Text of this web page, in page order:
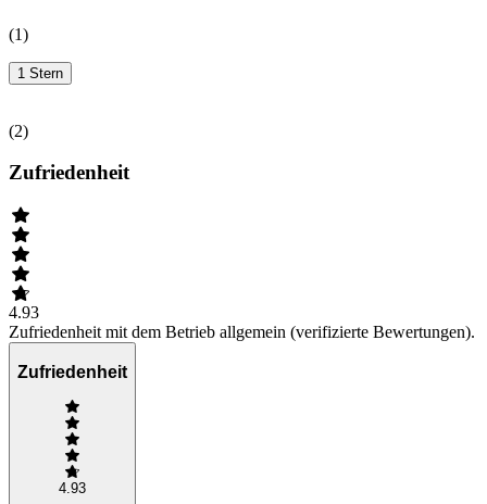
(1)
1 Stern
(2)
Zufriedenheit
4.93
Zufriedenheit mit dem Betrieb allgemein (verifizierte Bewertungen).
Zufriedenheit
4.93